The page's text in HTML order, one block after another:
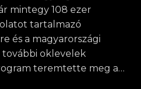
mintegy 108 ezer
tartalmazó
és a magyarországi
további oklevelek
teremtette meg a…